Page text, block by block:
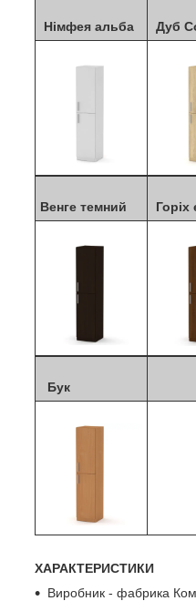
Німфея альба Дуб
Венге темний Горіх
Бук
ХАРАКТЕРИСТИКИ
Виробник - фабрика